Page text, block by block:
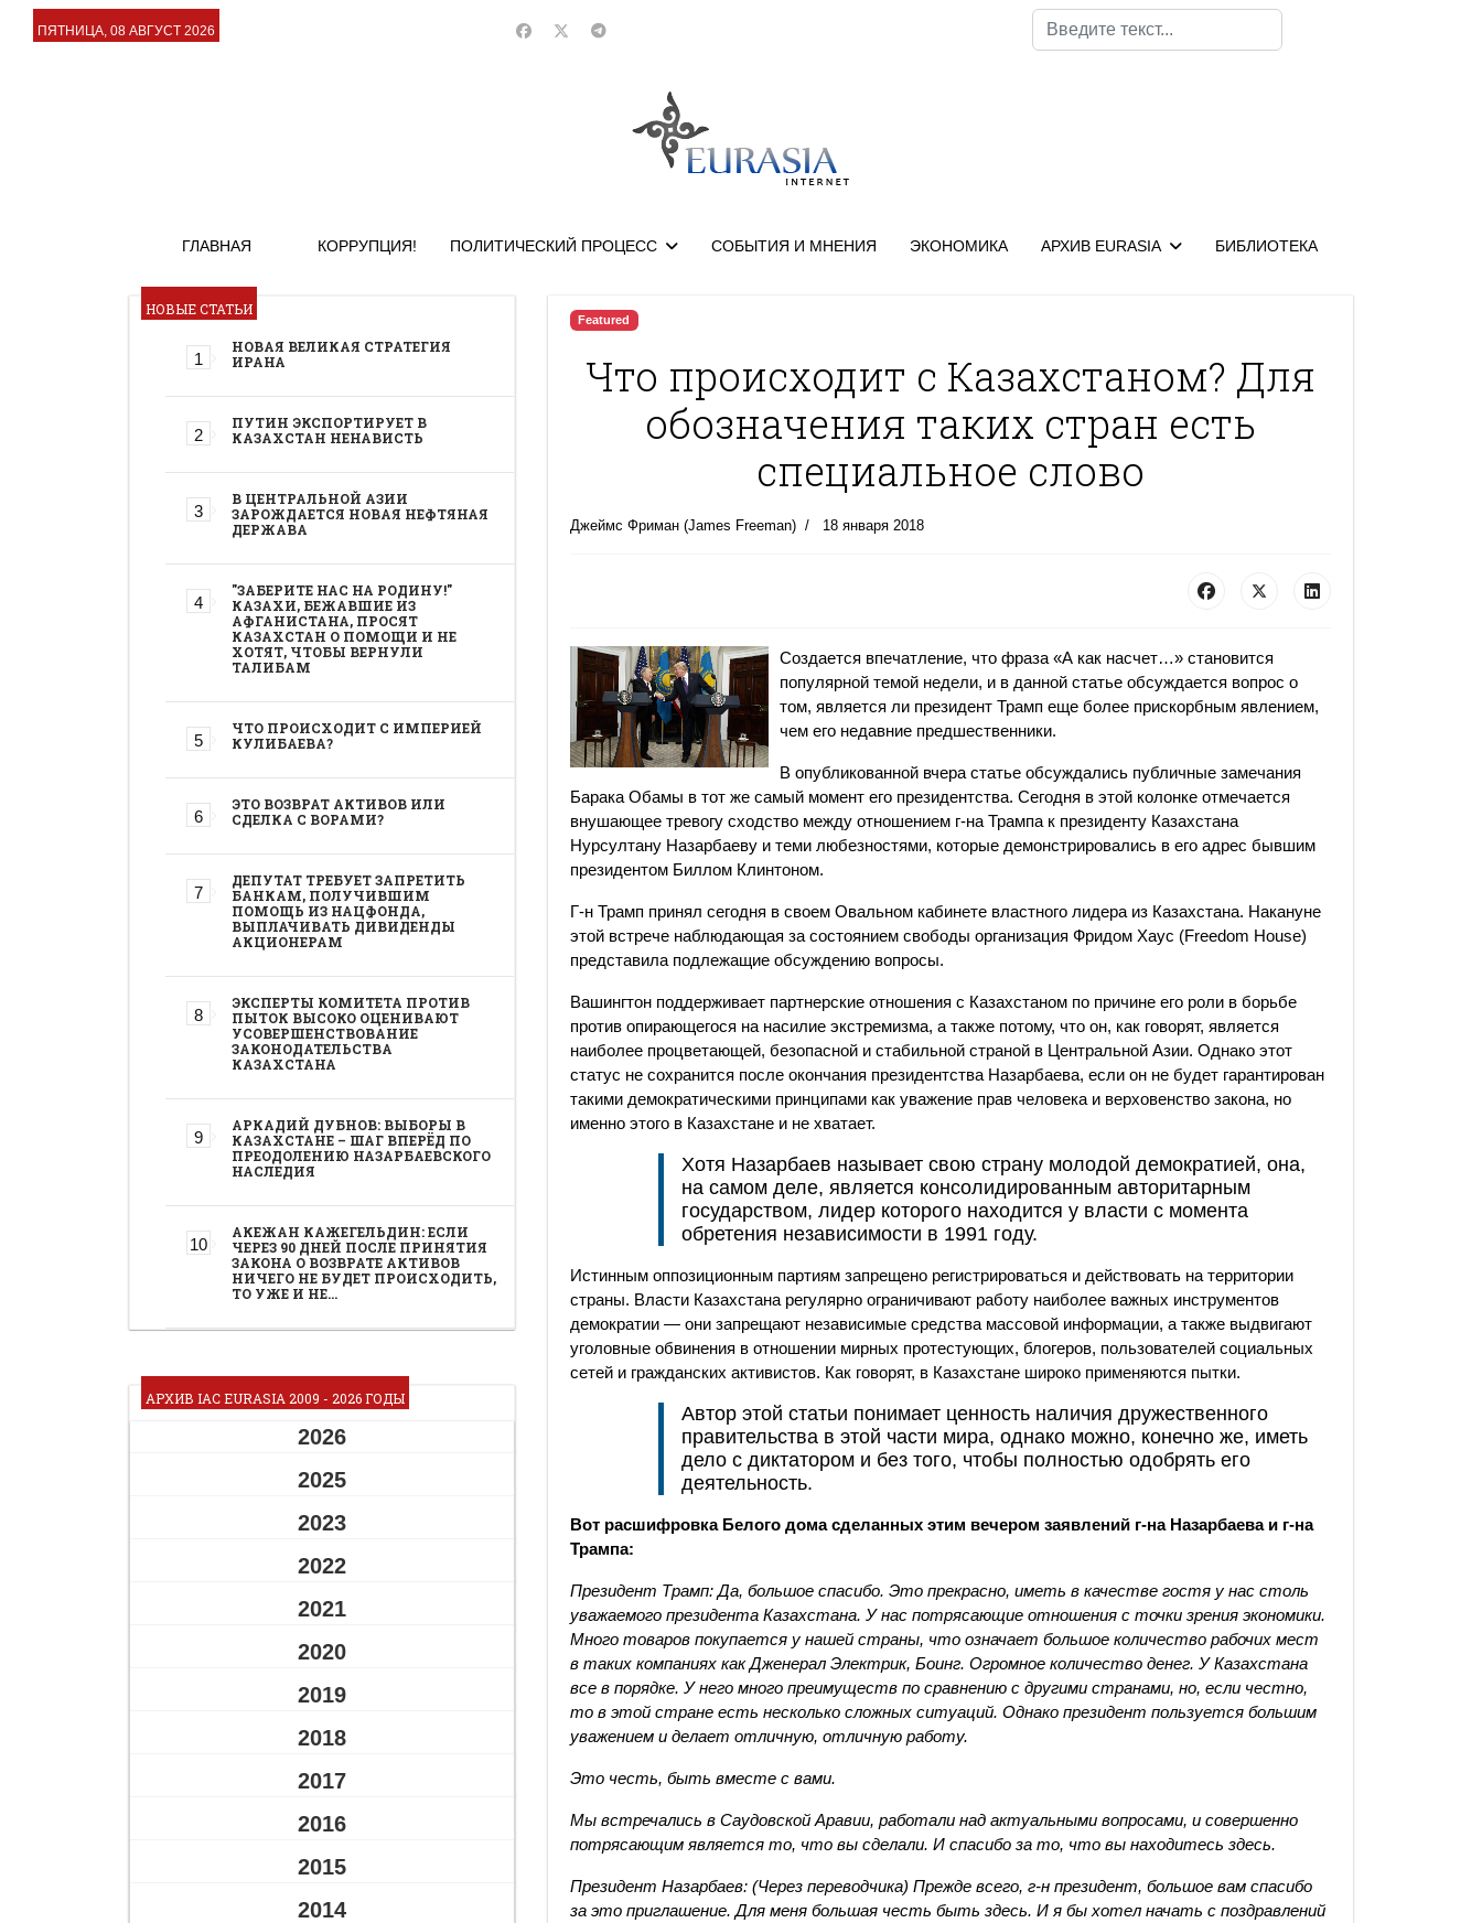
ПЯТНИЦА, 08 АВГУСТ 2026
Поиск
ГЛАВНАЯ КОРРУПЦИЯ! ПОЛИТИЧЕСКИЙ ПРОЦЕСС СОБЫТИЯ И МНЕНИЯ ЭКОНОМИКА АРХИВ EURASIA БИБЛИОТЕКА
НОВЫЕ СТАТЬИ
НОВАЯ ВЕЛИКАЯ СТРАТЕГИЯ
ИРАНА
ПУТИН ЭКСПОРТИРУЕТ В
КАЗАХСТАН НЕНАВИСТЬ
В ЦЕНТРАЛЬНОЙ АЗИИ
ЗАРОЖДАЕТСЯ НОВАЯ НЕФТЯНАЯ
ДЕРЖАВА
"ЗАБЕРИТЕ НАС НА РОДИНУ!"
КАЗАХИ, БЕЖАВШИЕ ИЗ
АФГАНИСТАНА, ПРОСЯТ
КАЗАХСТАН О ПОМОЩИ И НЕ
ХОТЯТ, ЧТОБЫ ВЕРНУЛИ
ТАЛИБАМ
ЧТО ПРОИСХОДИТ С ИМПЕРИЕЙ
КУЛИБАЕВА?
ЭТО ВОЗВРАТ АКТИВОВ ИЛИ
СДЕЛКА С ВОРАМИ?
ДЕПУТАТ ТРЕБУЕТ ЗАПРЕТИТЬ
БАНКАМ, ПОЛУЧИВШИМ
ПОМОЩЬ ИЗ НАЦФОНДА,
ВЫПЛАЧИВАТЬ ДИВИДЕНДЫ
АКЦИОНЕРАМ
ЭКСПЕРТЫ КОМИТЕТА ПРОТИВ
ПЫТОК ВЫСОКО ОЦЕНИВАЮТ
УСОВЕРШЕНСТВОВАНИЕ
ЗАКОНОДАТЕЛЬСТВА
КАЗАХСТАНА
АРКАДИЙ ДУБНОВ: ВЫБОРЫ В
КАЗАХСТАНЕ – ШАГ ВПЕРЁД ПО
ПРЕОДОЛЕНИЮ НАЗАРБАЕВСКОГО
НАСЛЕДИЯ
АКЕЖАН КАЖЕГЕЛЬДИН: ЕСЛИ
ЧЕРЕЗ 90 ДНЕЙ ПОСЛЕ ПРИНЯТИЯ
ЗАКОНА О ВОЗВРАТЕ АКТИВОВ
НИЧЕГО НЕ БУДЕТ ПРОИСХОДИТЬ,
ТО УЖЕ И НЕ…
АРХИВ IAC EURASIA 2009 - 2026 ГОДЫ
2026
2025
2023
2022
2021
2020
2019
2018
2017
2016
2015
2014
Featured
Что происходит с Казахстаном? Для
обозначения таких стран есть
специальное слово
Джеймс Фриман (James Freeman) 18 января 2018
Создается впечатление, что фраза «А как насчет…» становится
популярной темой недели, и в данной статье обсуждается вопрос о
том, является ли президент Трамп еще более прискорбным явлением,
чем его недавние предшественники.
В опубликованной вчера статье обсуждались публичные замечания
Барака Обамы в тот же самый момент его президентства. Сегодня в этой колонке отмечается
внушающее тревогу сходство между отношением г-на Трампа к президенту Казахстана
Нурсултану Назарбаеву и теми любезностями, которые демонстрировались в его адрес бывшим
президентом Биллом Клинтоном.
Г-н Трамп принял сегодня в своем Овальном кабинете властного лидера из Казахстана. Накануне
этой встрече наблюдающая за состоянием свободы организация Фридом Хаус (Freedom House)
представила подлежащие обсуждению вопросы.
Вашингтон поддерживает партнерские отношения с Казахстаном по причине его роли в борьбе
против опирающегося на насилие экстремизма, а также потому, что он, как говорят, является
наиболее процветающей, безопасной и стабильной страной в Центральной Азии. Однако этот
статус не сохранится после окончания президентства Назарбаева, если он не будет гарантирован
такими демократическими принципами как уважение прав человека и верховенство закона, но
именно этого в Казахстане и не хватает.
Хотя Назарбаев называет свою страну молодой демократией, она,
на самом деле, является консолидированным авторитарным
государством, лидер которого находится у власти с момента
обретения независимости в 1991 году.
Истинным оппозиционным партиям запрещено регистрироваться и действовать на территории
страны. Власти Казахстана регулярно ограничивают работу наиболее важных инструментов
демократии — они запрещают независимые средства массовой информации, а также выдвигают
уголовные обвинения в отношении мирных протестующих, блогеров, пользователей социальных
сетей и гражданских активистов. Как говорят, в Казахстане широко применяются пытки.
Автор этой статьи понимает ценность наличия дружественного
правительства в этой части мира, однако можно, конечно же, иметь
дело с диктатором и без того, чтобы полностью одобрять его
деятельность.
Вот расшифровка Белого дома сделанных этим вечером заявлений г-на Назарбаева и г-на
Трампа:
Президент Трамп: Да, большое спасибо. Это прекрасно, иметь в качестве гостя у нас столь
уважаемого президента Казахстана. У нас потрясающие отношения с точки зрения экономики.
Много товаров покупается у нашей страны, что означает большое количество рабочих мест
в таких компаниях как Дженерал Электрик, Боинг. Огромное количество денег. У Казахстана
все в порядке. У него много преимуществ по сравнению с другими странами, но, если честно,
то в этой стране есть несколько сложных ситуаций. Однако президент пользуется большим
уважением и делает отличную, отличную работу.
Это честь, быть вместе с вами.
Мы встречались в Саудовской Аравии, работали над актуальными вопросами, и совершенно
потрясающим является то, что вы сделали. И спасибо за то, что вы находитесь здесь.
Президент Назарбаев: (Через переводчика) Прежде всего, г-н президент, большое вам спасибо
за это приглашение. Для меня большая честь быть здесь. И я бы хотел начать с поздравлений